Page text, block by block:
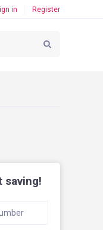
in Register
saving!